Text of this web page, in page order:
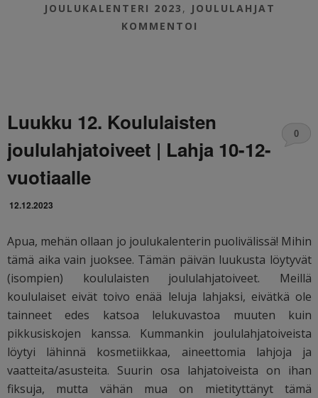
JOULUKALENTERI 2023 , JOULULAHJAT
KOMMENTOI
Luukku 12. Koululaisten
joululahjatoiveet | Lahja 10-12-
vuotiaalle
12.12.2023
0
Apua, mehän ollaan jo joulukalenterin puolivälissä! Mihin
tämä aika vain juoksee. Tämän päivän luukusta löytyvät
(isompien) koululaisten joululahjatoiveet. Meillä
koululaiset eivät toivo enää leluja lahjaksi, eivätkä ole
tainneet edes katsoa lelukuvastoa muuten kuin
pikkusiskojen kanssa. Kummankin joululahjatoiveista
löytyi lähinnä kosmetiikkaa, aineettomia lahjoja ja
vaatteita/asusteita. Suurin osa lahjatoiveista on ihan
fiksuja, mutta vähän mua on mietityttänyt tämä